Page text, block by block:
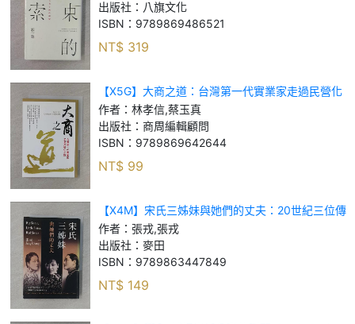
出版社： 八旗文化
ISBN： 9789869486521
NT$ 319
【X5G】大商之道：台灣第一代實業家走過民營化
之路_林孝信, 蔡玉真
作者： 林孝信,蔡玉真
出版社： 商周編輯顧問
ISBN： 9789869642644
NT$ 99
【X4M】宋氏三姊妹與她們的丈夫：20世紀三位傳
作者： 張戎,張戎
出版社： 麥田
ISBN： 9789863447849
NT$ 149